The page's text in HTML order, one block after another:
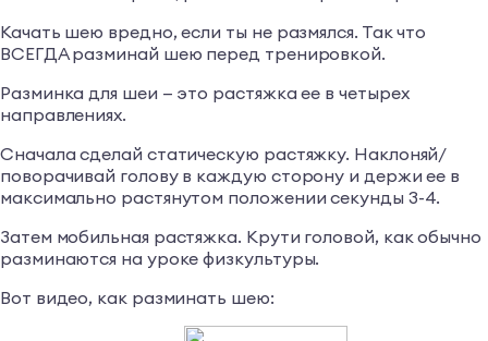
Качать шею вредно, если ты не размялся. Так что
ВСЕГДА разминай шею перед тренировкой.
Разминка для шеи — это растяжка ее в четырех
направлениях.
Сначала сделай статическую растяжку. Наклоняй/
поворачивай голову в каждую сторону и держи ее в
максимально растянутом положении секунды 3-4.
Затем мобильная растяжка. Крути головой, как обычно
разминаются на уроке физкультуры.
Вот видео, как разминать шею: